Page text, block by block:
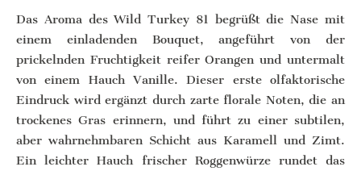
Das Aroma des Wild Turkey 81 begrüßt die Nase mit
einem einladenden Bouquet, angeführt von der
prickelnden Fruchtigkeit reifer Orangen und untermalt
von einem Hauch Vanille. Dieser erste olfaktorische
Eindruck wird ergänzt durch zarte florale Noten, die an
trockenes Gras erinnern, und führt zu einer subtilen,
aber wahrnehmbaren Schicht aus Karamell und Zimt.
Ein leichter Hauch frischer Roggenwürze rundet das